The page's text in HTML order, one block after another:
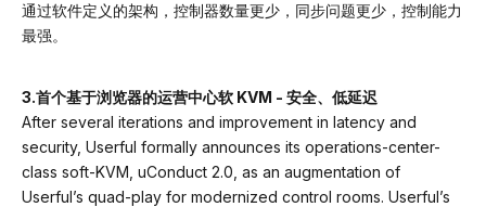
通过软件定义的架构，控制器数量更少，同步问题更少，控制能力
最强。
3.首个基于浏览器的运营中心软 KVM - 安全、低延迟
After several iterations and improvement in latency and
security, Userful formally announces its operations-center-
class soft-KVM, uConduct 2.0, as an augmentation of
Userful’s quad-play for modernized control rooms. Userful’s